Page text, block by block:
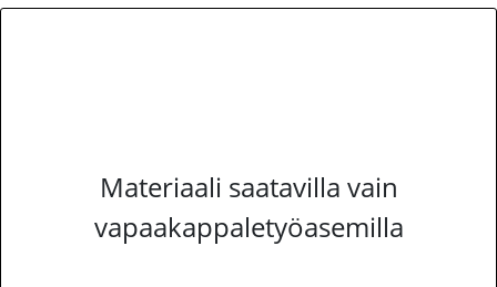
Materiaali saatavilla vain
vapaakappaletyöasemilla